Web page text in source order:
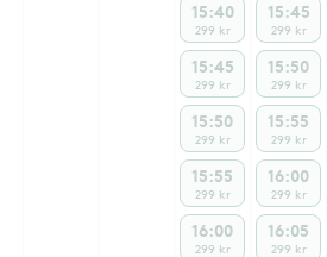
15:40
299 kr
15:45
299 kr
15:50
299 kr
15:55
299 kr
16:00
299 kr
15:45
299 kr
15:50
299 kr
15:55
299 kr
16:00
299 kr
16:05
299 kr